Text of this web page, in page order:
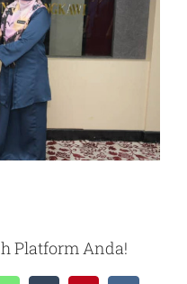
Platform Anda!